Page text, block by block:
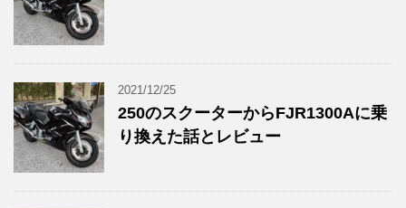
2021/12/25
250のスクーターからFJR1300Aに乗
り換えた話とレビュー